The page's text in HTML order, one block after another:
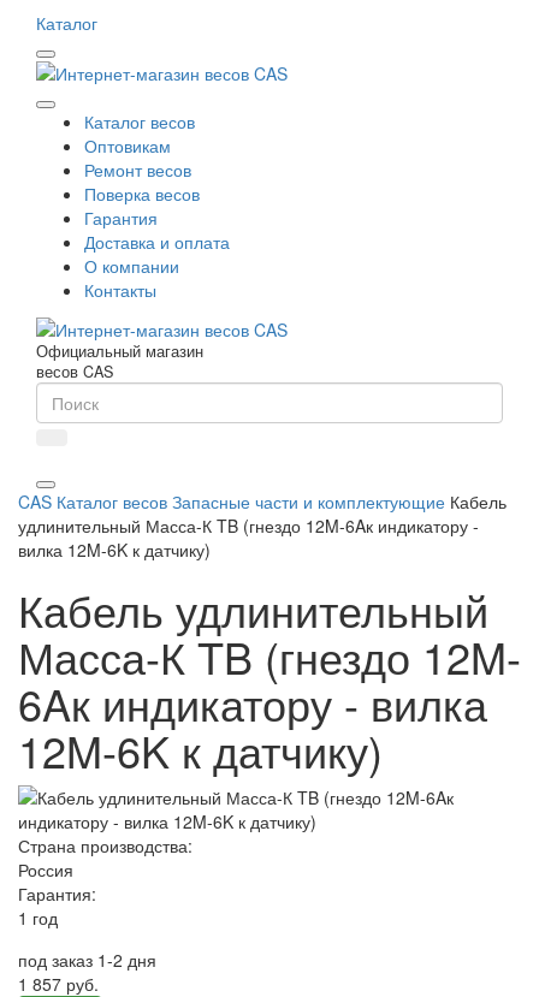
Каталог
Каталог весов
Оптовикам
Ремонт весов
Поверка весов
Гарантия
Доставка и оплата
О компании
Контакты
Официальный магазин
весов CAS
CAS Каталог весов Запасные части и комплектующие Кабель
удлинительный Масса-К TB (гнездо 12M-6Aк индикатору -
вилка 12M-6K к датчику)
Кабель удлинительный
Масса-К TB (гнездо 12M-
6Aк индикатору - вилка
12M-6K к датчику)
Страна производства:
Россия
Гарантия:
1 год
под заказ 1-2 дня
1 857 руб.